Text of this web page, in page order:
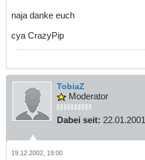
naja danke euch
cya CrazyPip
TobiaZ
Moderator
Dabei seit: 22.01.2001
19.12.2002, 19:00